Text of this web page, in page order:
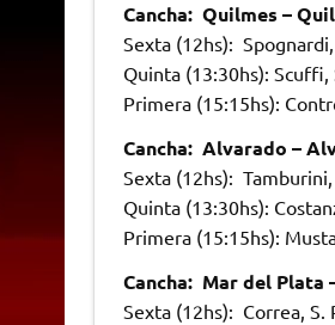
Cancha: Quilmes –
Sexta (12hs):
Quinta (13:30hs):
Primera (15:15hs):
Cancha: Alvarado –
Sexta (12hs):
Quinta (13:30hs):
Primera (15:15hs):
Cancha: Mar del Plata
Sexta (12hs): Correa, S.